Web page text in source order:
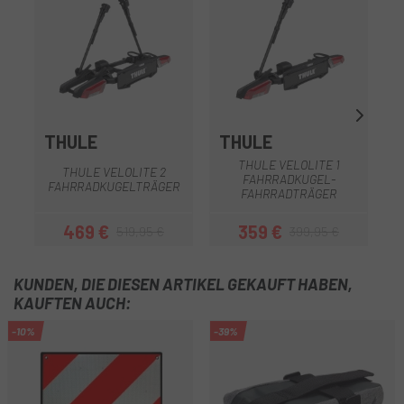
THULE
THULE VELOLITE 2
FAHRRADKUGELTRÄGER
469 €
THULE
THULE VELOLITE 1
FAHRRADKUGEL-
FAHRRADTRÄGER
359 €
KUNDEN, DIE DIESEN ARTIKEL GEKAUFT HABEN,
KAUFTEN AUCH:
-10% -39%